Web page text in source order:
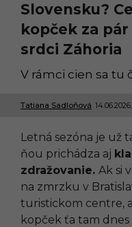
Slovensku?
kopček za
srdci Záhoria
V rámci cien sa tu
Tatiana Sadloňová 1
6
.
2
0
2
6
,
Letná sezóna je už
ňou prichádza aj
zdražovanie. Ak si
na zmrzku v
turistickom centre,
kopček ťa tam